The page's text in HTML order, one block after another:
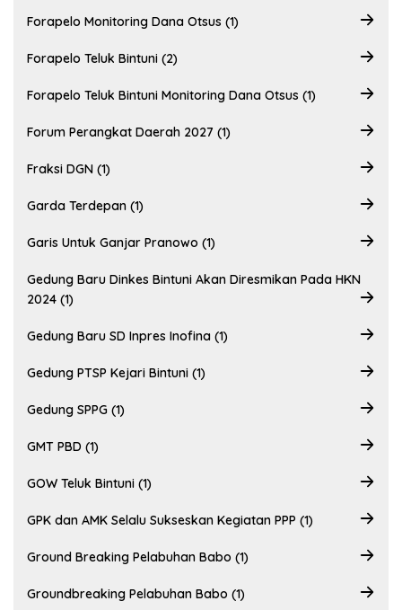
Forapelo Monitoring Dana Otsus (1)
Forapelo Teluk Bintuni (2)
Forapelo Teluk Bintuni Monitoring Dana Otsus (1)
Forum Perangkat Daerah 2027 (1)
Fraksi DGN (1)
Garda Terdepan (1)
Garis Untuk Ganjar Pranowo (1)
Gedung Baru Dinkes Bintuni Akan Diresmikan Pada HKN
2024 (1)
Gedung Baru SD Inpres Inofina (1)
Gedung PTSP Kejari Bintuni (1)
Gedung SPPG (1)
GMT PBD (1)
GOW Teluk Bintuni (1)
GPK dan AMK Selalu Sukseskan Kegiatan PPP (1)
Ground Breaking Pelabuhan Babo (1)
Groundbreaking Pelabuhan Babo (1)